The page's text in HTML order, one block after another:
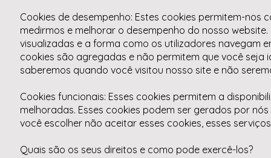
Cookies de desempenho: Estes cookies permitem-
medirmos e melhorar o desempenho do nosso
visualizadas e a forma como os utilizadores navegam
cookies são agregadas e não permitem que você seja
saberemos quando você visitou nosso site e não
Cookies funcionais: Esses cookies permitem a
melhoradas. Esses cookies podem ser gerados por
você escolher não aceitar esses cookies, esses
Quais são os seus direitos e como pode exercê-los?